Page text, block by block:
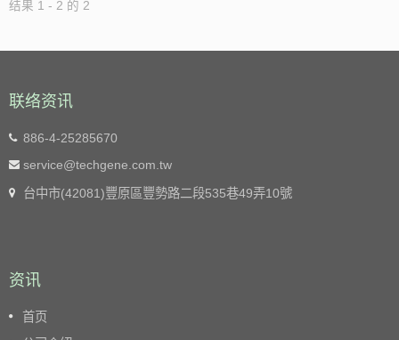
结果 1 - 2 的 2
联络资讯
886-4-25285670
service@techgene.com.tw
台中市(42081)豐原區豐勢路二段535巷49弄10號
资讯
首页